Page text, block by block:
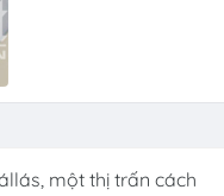
một thị trấn cách